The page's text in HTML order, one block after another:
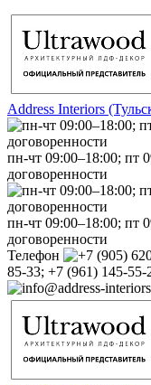
Address Interiors
пн-чт 09:00–18:00; пт
договоренности
пн-чт 09:00–18:00; пт
договоренности
Телефон
85-33; +7 (961) 145-55-